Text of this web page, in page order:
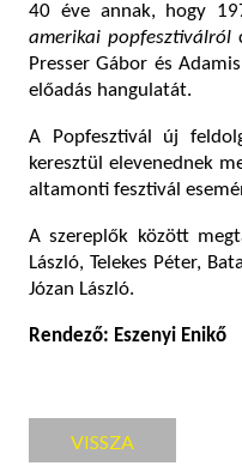
40 éve annak, hogy
amerikai popfesztiválról
Presser Gábor és
előadás hangulatát.
A Popfesztivál új
keresztül elevenednek
altamonti fesztivál
A szereplők között
László, Telekes Péter,
Józan László.
Rendező: Eszenyi Enikő
VISSZA